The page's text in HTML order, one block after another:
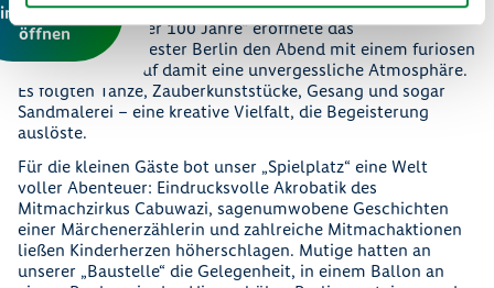
öffnen
Auf dem „Platz der 100 Jahre“ eröffnete das
Konzerthausorchester Berlin den Abend mit einem furiosen
Konzert und schuf damit eine unvergessliche Atmosphäre.
Es folgten Tänze, Zauberkunststücke, Gesang und sogar
Sandmalerei – eine kreative Vielfalt, die Begeisterung
auslöste.
Für die kleinen Gäste bot unser „Spielplatz“ eine Welt
voller Abenteuer: Eindrucksvolle Akrobatik des
Mitmachzirkus Cabuwazi, sagenumwobene Geschichten
einer Märchenerzählerin und zahlreiche Mitmachaktionen
ließen Kinderherzen höherschlagen. Mutige hatten an
unserer „Baustelle“ die Gelegenheit, in einem Ballon an